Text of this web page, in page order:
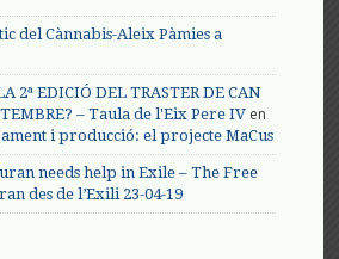
del Cànnabis-Aleix Pàmies a
2ª EDICIÓ DEL TRASTER DE CAN
– Taula de l'Eix Pere IV en
i producció: el projecte MaCus
needs help in Exile – The Free
des de l’Exili 23-04-19